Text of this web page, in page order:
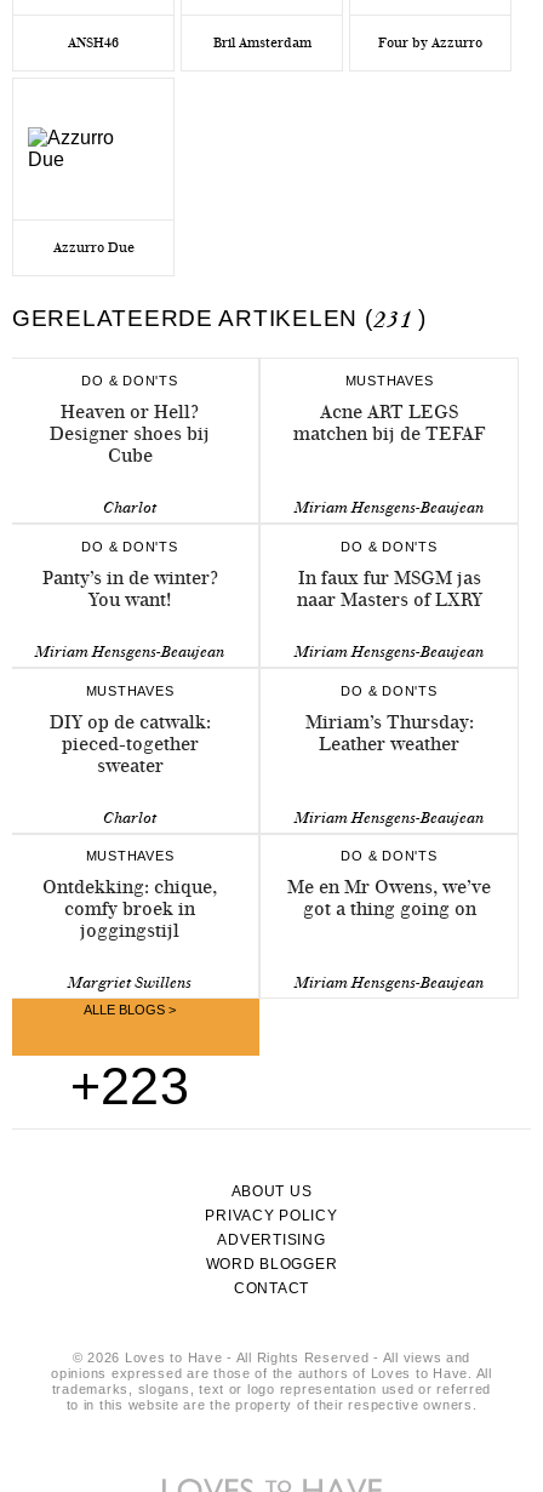
ANSH46 Bril Amsterdam Four by Azzurro
Azzurro Due
GERELATEERDE ARTIKELEN (231 )
DO & DON'TS
Heaven or Hell?
Designer shoes bij
Cube
Charlot
MUSTHAVES
Acne ART LEGS
matchen bij de TEFAF
Miriam Hensgens-Beaujean
DO & DON'TS
Panty’s in de winter?
You want!
Miriam Hensgens-Beaujean
DO & DON'TS
In faux fur MSGM jas
naar Masters of LXRY
Miriam Hensgens-Beaujean
MUSTHAVES
DIY op de catwalk:
pieced-together
sweater
Charlot
DO & DON'TS
Miriam’s Thursday:
Leather weather
Miriam Hensgens-Beaujean
MUSTHAVES
Ontdekking: chique,
comfy broek in
joggingstijl
Margriet Swillens
DO & DON'TS
Me en Mr Owens, we’ve
got a thing going on
Miriam Hensgens-Beaujean
+223
ALLE BLOGS >
ABOUT US
PRIVACY POLICY
ADVERTISING
WORD BLOGGER
CONTACT
© 2026 Loves to Have - All Rights Reserved - All views and
opinions expressed are those of the authors of Loves to Have. All
trademarks, slogans, text or logo representation used or referred
to in this website are the property of their respective owners.